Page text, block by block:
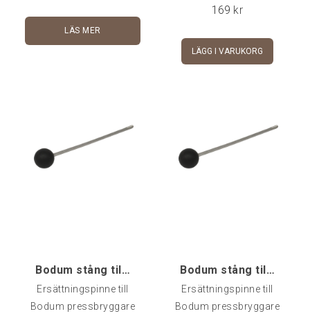
LÄS MER
169 kr
LÄGG I VARUKORG
Bodum stång till presskanna m svart knopp, ca 21,5
Ersättningspinne till
Bodum pressbryggare
Bodum stång till presskanna m svart knopp, ca 18 c
Ersättningspinne till
Bodum pressbryggare